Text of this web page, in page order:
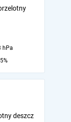
hPa
deszcz